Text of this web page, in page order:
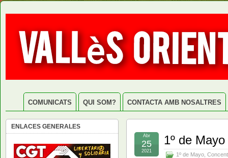
COMUNICATS QUI SOM? CONTACTA AMB NOSALTRES
1º de
1º de Mayo
Abr
25
2021
ENLACES GENERALES